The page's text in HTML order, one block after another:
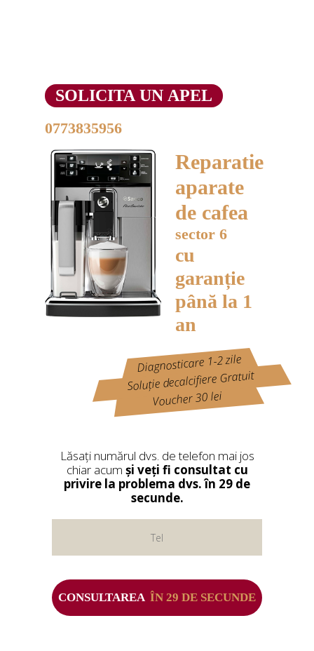
SOLICITA UN APEL
0773835956
Reparatie
aparate
de cafea
sector 6
cu
garanție
până la 1
an
Diagnosticare 1-2 zile
Soluție decalcifiere Gratuit
Voucher 30 lei
Lăsați numărul dvs. de telefon mai jos
chiar acum și veți fi consultat cu
privire la problema dvs. în 29 de
secunde.
CONSULTAREA ÎN 29 DE SECUNDE